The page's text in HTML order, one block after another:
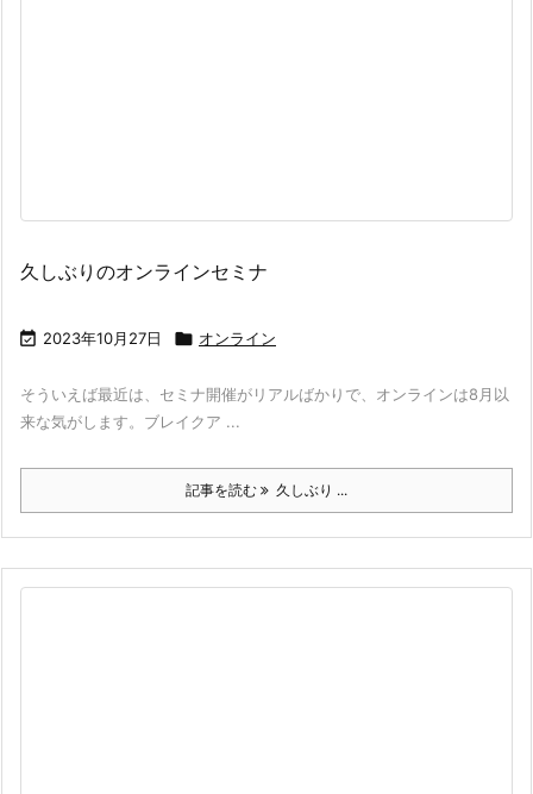
久しぶりのオンラインセミナ
 2023年10月27日  オンライン
そういえば最近は、セミナ開催がリアルばかりで、オンラインは8月以
来な気がします。ブレイクア ...
記事を読む 久しぶり ...